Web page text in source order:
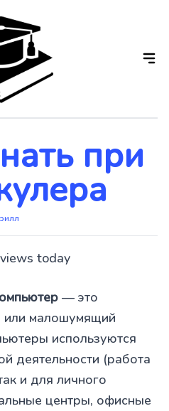
при
today
— это
или малошумящий
используются
деятельности (работа
и для личного
центры, офисные